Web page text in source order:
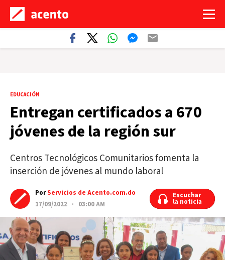
EDUCACIÓN
Entregan certificados a 670
jóvenes de la región sur
Centros Tecnológicos Comunitarios fomenta la
inserción de jóvenes al mundo laboral
PorServicios de Acento.com.do
17/09/2022 · 03:00 AM
Escuchar
la noticia
Escuchar
la noticia